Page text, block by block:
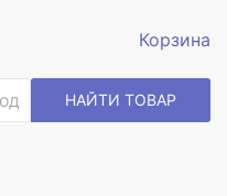
Корзина
НАЙТИ ТОВАР